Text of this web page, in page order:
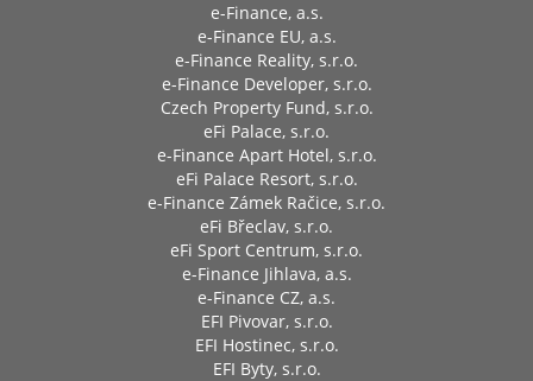
e-Finance, a.s.
e-Finance EU, a.s.
e-Finance Reality, s.r.o.
e-Finance Developer, s.r.o.
Czech Property Fund, s.r.o.
eFi Palace, s.r.o.
e-Finance Apart Hotel, s.r.o.
eFi Palace Resort, s.r.o.
e-Finance Zámek Račice, s.r.o.
eFi Břeclav, s.r.o.
eFi Sport Centrum, s.r.o.
e-Finance Jihlava, a.s.
e-Finance CZ, a.s.
EFI Pivovar, s.r.o.
EFI Hostinec, s.r.o.
EFI Byty, s.r.o.